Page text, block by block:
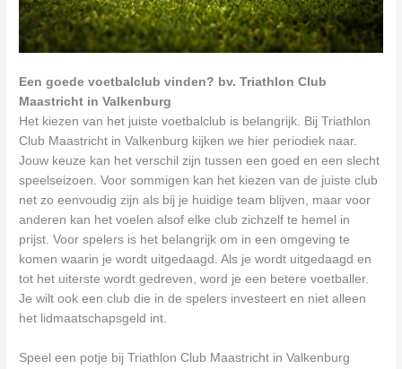
Een goede voetbalclub vinden? bv. Triathlon Club
Maastricht in Valkenburg
Het kiezen van het juiste voetbalclub is belangrijk. Bij Triathlon
Club Maastricht in Valkenburg kijken we hier periodiek naar.
Jouw keuze kan het verschil zijn tussen een goed en een slecht
speelseizoen. Voor sommigen kan het kiezen van de juiste club
net zo eenvoudig zijn als bij je huidige team blijven, maar voor
anderen kan het voelen alsof elke club zichzelf te hemel in
prijst. Voor spelers is het belangrijk om in een omgeving te
komen waarin je wordt uitgedaagd. Als je wordt uitgedaagd en
tot het uiterste wordt gedreven, word je een betere voetballer.
Je wilt ook een club die in de spelers investeert en niet alleen
het lidmaatschapsgeld int.
Speel een potje bij Triathlon Club Maastricht in Valkenburg